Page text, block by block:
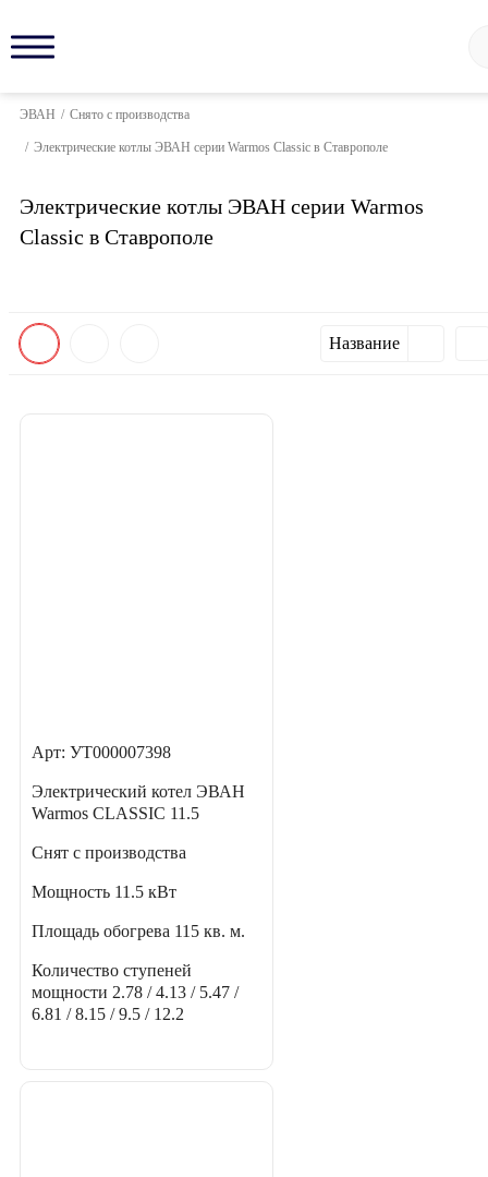
ЭВАН / Снято с производства
/ Электрические котлы ЭВАН серии Warmos Classic в Ставрополе
Электрические котлы ЭВАН серии Warmos
Classic в Ставрополе
Название
Арт: УТ000007398
Электрический котел ЭВАН
Warmos CLASSIC 11.5
Снят с производства
Мощность 11.5 кВт
Площадь обогрева 115 кв. м.
Количество ступеней
мощности 2.78 / 4.13 / 5.47 /
6.81 / 8.15 / 9.5 / 12.2